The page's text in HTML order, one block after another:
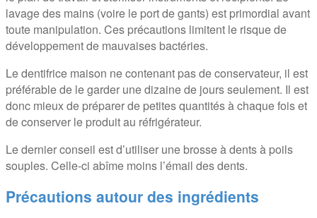
lavage des mains (voire le port de gants) est primordial avant
toute manipulation. Ces précautions limitent le risque de
développement de mauvaises bactéries.
Le dentifrice maison ne contenant pas de conservateur, il est
préférable de le garder une dizaine de jours seulement. Il est
donc mieux de préparer de petites quantités à chaque fois et
de conserver le produit au réfrigérateur.
Le dernier conseil est d’utiliser une brosse à dents à poils
souples. Celle-ci abîme moins l’émail des dents.
Précautions autour des ingrédients